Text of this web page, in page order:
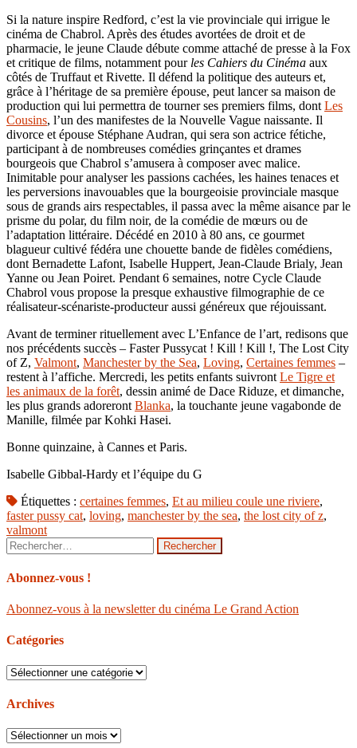
Si la nature inspire Redford, c’est la vie provinciale qui irrigue le
cinéma de Chabrol. Après des études avortées de droit et de
pharmacie, le jeune Claude débute comme attaché de presse à la Fox
et critique de films, notamment pour les Cahiers du Cinéma aux
côtés de Truffaut et Rivette. Il défend la politique des auteurs et,
grâce à l’héritage de sa première épouse, peut lancer sa maison de
production qui lui permettra de tourner ses premiers films, dont Les
Cousins, l’un des manifestes de la Nouvelle Vague naissante. Il
divorce et épouse Stéphane Audran, qui sera son actrice fétiche,
participant à de nombreuses comédies grinçantes et drames
bourgeois que Chabrol s’amusera à composer avec malice.
Inimitable pour analyser les passions cachées, les haines tenaces et
les perversions inavouables que la bourgeoisie provinciale masque
sous de grands airs respectables, il passa avec la même aisance par le
prisme du polar, du film noir, de la comédie de mœurs ou de
l’adaptation littéraire. Décédé en 2010 à 80 ans, ce gourmet
blagueur cultivé fédéra une chouette bande de fidèles comédiens,
dont Bernadette Lafont, Isabelle Huppert, Jean-Claude Brialy, Jean
Yanne ou Jean Poiret. Pendant 6 semaines, notre Cycle Claude
Chabrol vous propose la presque exhaustive filmographie de ce
réalisateur-scénariste-producteur aussi généreux que réjouissant.
Avant de terminer rituellement avec L’Enfance de l’art, redisons que
nos précédents succès – Faster Pussycat ! Kill ! Kill !, The Lost City
of Z, Valmont, Manchester by the Sea, Loving, Certaines femmes –
restent à l’affiche. Mercredi, les petits enfants suivront Le Tigre et
les animaux de la forêt, dessin animé de Dace Riduze, et dimanche,
les plus grands adoreront Blanka, la touchante jeune vagabonde de
Manille, filmée par Kohki Hasei.
Bonne quinzaine, à Cannes et Paris.
Isabelle Gibbal-Hardy et l’équipe du G
Étiquettes : certaines femmes, Et au milieu coule une riviere,
faster pussy cat, loving, manchester by the sea, the lost city of z,
valmont
Rechercher :
Abonnez-vous !
Abonnez-vous à la newsletter du cinéma Le Grand Action
Catégories
Catégories
Archives
Archives